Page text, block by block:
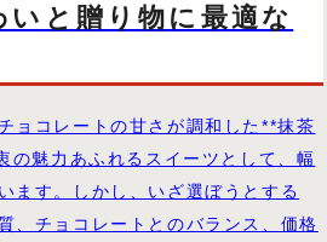
いと贈り物に最適な
ョコレートの甘さが調和した**抹茶
の魅力あふれるスイーツとして、幅
ます。しかし、いざ選ぼうとする
、チョコレートとのバランス、価格